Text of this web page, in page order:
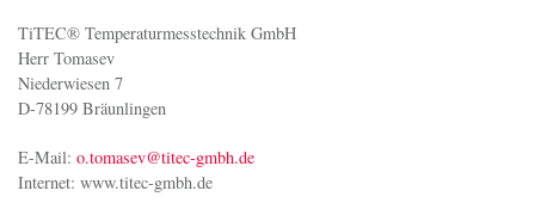
TiTEC® Temperaturmesstechnik GmbH
Herr Tomasev
Niederwiesen 7
D-78199 Bräunlingen
E-Mail: o.tomasev@titec-gmbh.de
Internet: www.titec-gmbh.de